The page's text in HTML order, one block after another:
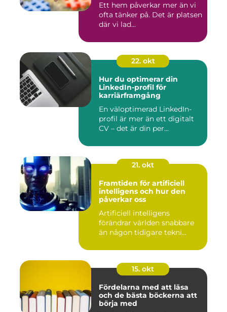
Ett hem påverkar mer än vi
ofta tänker på. Det är platsen
där vi lad...
22. okt
Hur du optimerar din
LinkedIn-profil för
karriärframgång
En väloptimerad LinkedIn-
profil är mer än ett digitalt
CV – det är din per...
21. okt
Framtiden för artificiell
intelligens och hur den
påverkar oss
Artificiell intelligens
förändrar världen snabbare
än någon tidigare tekni...
15. okt
Fördelarna med att läsa
och de bästa böckerna att
börja med